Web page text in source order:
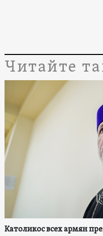
Читайте
Католикос всех армян